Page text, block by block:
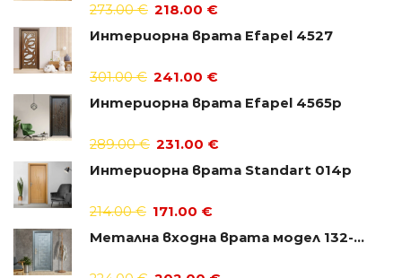
273.00€ 218.00 €
Интериорна врата Efapel 4527
301.00€ 241.00 €
Интериорна врата Efapel 4565p
289.00€ 231.00 €
Интериорна врата Standart 014p
214.00€ 171.00 €
Метална входна врата модел 132-D1